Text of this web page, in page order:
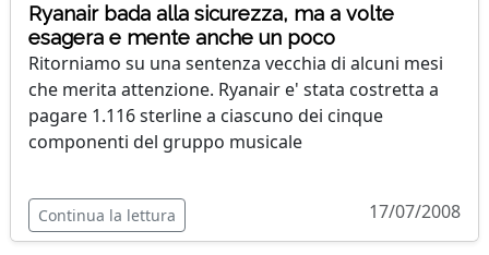
Ryanair bada alla sicurezza, ma a volte
esagera e mente anche un poco
Ritorniamo su una sentenza vecchia di alcuni mesi
che merita attenzione. Ryanair e' stata costretta a
pagare 1.116 sterline a ciascuno dei cinque
componenti del gruppo musicale
Continua la lettura 17/07/2008